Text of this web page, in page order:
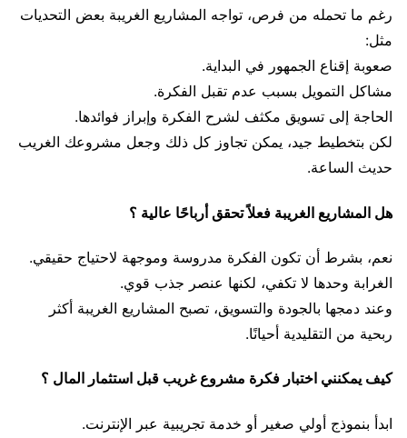
رغم ما تحمله من فرص، تواجه المشاريع الغريبة بعض التحديات
مثل:
صعوبة إقناع الجمهور في البداية.
مشاكل التمويل بسبب عدم تقبل الفكرة.
الحاجة إلى تسويق مكثف لشرح الفكرة وإبراز فوائدها.
لكن بتخطيط جيد، يمكن تجاوز كل ذلك وجعل مشروعك الغريب
حديث الساعة.
هل المشاريع الغريبة فعلاً تحقق أرباحًا عالية ؟
نعم، بشرط أن تكون الفكرة مدروسة وموجهة لاحتياج حقيقي.
الغرابة وحدها لا تكفي، لكنها عنصر جذب قوي.
وعند دمجها بالجودة والتسويق، تصبح المشاريع الغريبة أكثر
ربحية من التقليدية أحيانًا.
كيف يمكنني اختبار فكرة مشروع غريب قبل استثمار المال ؟
ابدأ بنموذج أولي صغير أو خدمة تجريبية عبر الإنترنت.